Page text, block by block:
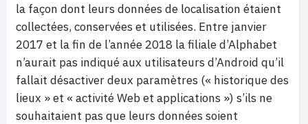
la façon dont leurs données de localisation étaient
collectées, conservées et utilisées. Entre janvier
2017 et la fin de l’année 2018 la filiale d’Alphabet
n’aurait pas indiqué aux utilisateurs d’Android qu’il
fallait désactiver deux paramètres (« historique des
lieux » et « activité Web et applications ») s’ils ne
souhaitaient pas que leurs données soient